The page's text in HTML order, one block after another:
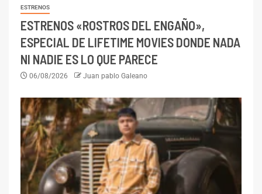
ESTRENOS
ESTRENOS «ROSTROS DEL ENGAÑO»,
ESPECIAL DE LIFETIME MOVIES DONDE NADA
NI NADIE ES LO QUE PARECE
06/08/2026 Juan pablo Galeano